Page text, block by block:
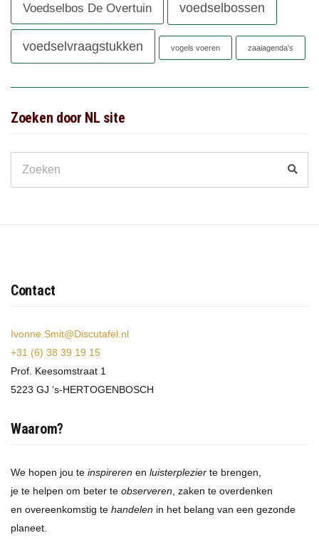
Voedselbos De Overtuin voedselbossen
voedselvraagstukken vogels voeren zaaiagenda's
Zoeken door NL site
for:
Contact
Ivonne.Smit@Discutafel.nl
+31 (6) 38 39 19 15
Prof. Keesomstraat 1
5223 GJ ‘s-HERTOGENBOSCH
Waarom?
We hopen jou te inspireren en luisterplezier te brengen,
je te helpen om beter te observeren , zaken te overdenken
en overeenkomstig te handelen in het belang van een gezonde
planeet.